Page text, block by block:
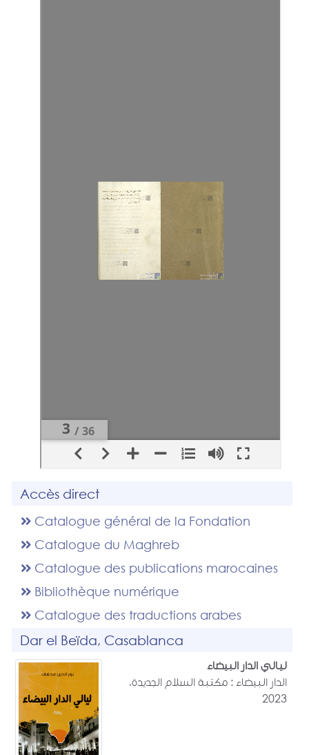
Accès direct
Catalogue général de la Fondation
Catalogue du Maghreb
Catalogue des publications marocaines
Bibliothèque numérique
Catalogue des traductions arabes
Dar el Beïda, Casablanca
ليالي الدار البيضاء
الدار البيضاء : مكتبة السلام الجديدة،
2023